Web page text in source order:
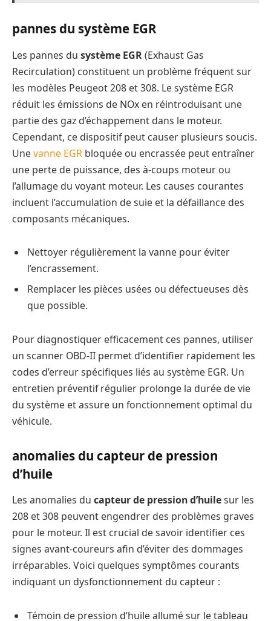
pannes du système EGR
Les pannes du système EGR(Exhaust Gas
Recirculation) constituent un problème fréquent sur
les modèles Peugeot 208 et 308. Le système EGR
réduit les émissions de NOx en réintroduisant une
partie des gaz d’échappement dans le moteur.
Cependant, ce dispositif peut causer plusieurs soucis.
Unevanne EGR bloquée ou encrassée peut entraîner
une perte de puissance, des à-coups moteur ou
l’allumage du voyant moteur. Les causes courantes
incluent l’accumulation de suie et la défaillance des
composants mécaniques.
Nettoyer régulièrement la vanne pour éviter
l’encrassement.
Remplacer les pièces usées ou défectueuses dès
que possible.
Pour diagnostiquer efficacement ces pannes, utiliser
un scanner OBD-II permet d’identifier rapidement les
codes d’erreur spécifiques liés au système EGR. Un
entretien préventif régulier prolonge la durée de vie
du système et assure un fonctionnement optimal du
véhicule.
anomalies du capteur de pression
d’huile
Les anomalies du capteur de pression d’huilesur les
208 et 308 peuvent engendrer des problèmes graves
pour le moteur. Il est crucial de savoir identifier ces
signes avant-coureurs afin d’éviter des dommages
irréparables. Voici quelques symptômes courants
indiquant un dysfonctionnement du capteur :
Témoin de pression d’huile allumé sur le tableau